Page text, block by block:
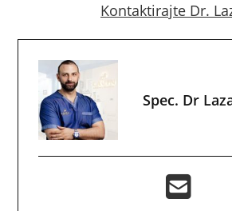
Kontaktirajte Dr.
Spec. Dr